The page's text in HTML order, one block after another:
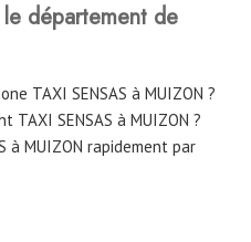
le département de
TAXI SENSAS à MUIZON ?
TAXI SENSAS à MUIZON ?
à MUIZON rapidement par